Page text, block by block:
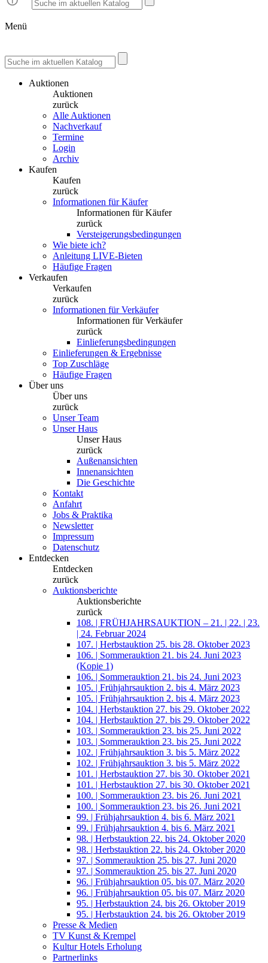
Menü
Auktionen
Auktionen
zurück
Alle Auktionen
Nachverkauf
Termine
Login
Archiv
Kaufen
Kaufen
zurück
Informationen für Käufer
Informationen für Käufer
zurück
Versteigerungsbedingungen
Wie biete ich?
Anleitung LIVE-Bieten
Häufige Fragen
Verkaufen
Verkaufen
zurück
Informationen für Verkäufer
Informationen für Verkäufer
zurück
Einlieferungsbedingungen
Einlieferungen & Ergebnisse
Top Zuschläge
Häufige Fragen
Über uns
Über uns
zurück
Unser Team
Unser Haus
Unser Haus
zurück
Außenansichten
Innenansichten
Die Geschichte
Kontakt
Anfahrt
Jobs & Praktika
Newsletter
Impressum
Datenschutz
Entdecken
Entdecken
zurück
Auktionsberichte
Auktionsberichte
zurück
108. | FRÜHJAHRSAUKTION – 21. | 22. | 23.
| 24. Februar 2024
107. | Herbstauktion 25. bis 28. Oktober 2023
106. | Sommerauktion 21. bis 24. Juni 2023
(Kopie 1)
106. | Sommerauktion 21. bis 24. Juni 2023
105. | Frühjahrsauktion 2. bis 4. März 2023
105. | Frühjahrsauktion 2. bis 4. März 2023
104. | Herbstauktion 27. bis 29. Oktober 2022
104. | Herbstauktion 27. bis 29. Oktober 2022
103. | Sommerauktion 23. bis 25. Juni 2022
103. | Sommerauktion 23. bis 25. Juni 2022
102. | Frühjahrsauktion 3. bis 5. März 2022
102. | Frühjahrsauktion 3. bis 5. März 2022
101. | Herbstauktion 27. bis 30. Oktober 2021
101. | Herbstauktion 27. bis 30. Oktober 2021
100. | Sommerauktion 23. bis 26. Juni 2021
100. | Sommerauktion 23. bis 26. Juni 2021
99. | Frühjahrsauktion 4. bis 6. März 2021
99. | Frühjahrsauktion 4. bis 6. März 2021
98. | Herbstauktion 22. bis 24. Oktober 2020
98. | Herbstauktion 22. bis 24. Oktober 2020
97. | Sommerauktion 25. bis 27. Juni 2020
97. | Sommerauktion 25. bis 27. Juni 2020
96. | Frühjahrsauktion 05. bis 07. März 2020
96. | Frühjahrsauktion 05. bis 07. März 2020
95. | Herbstauktion 24. bis 26. Oktober 2019
95. | Herbstauktion 24. bis 26. Oktober 2019
Presse & Medien
TV Kunst & Krempel
Kultur Hotels Erholung
Partnerlinks